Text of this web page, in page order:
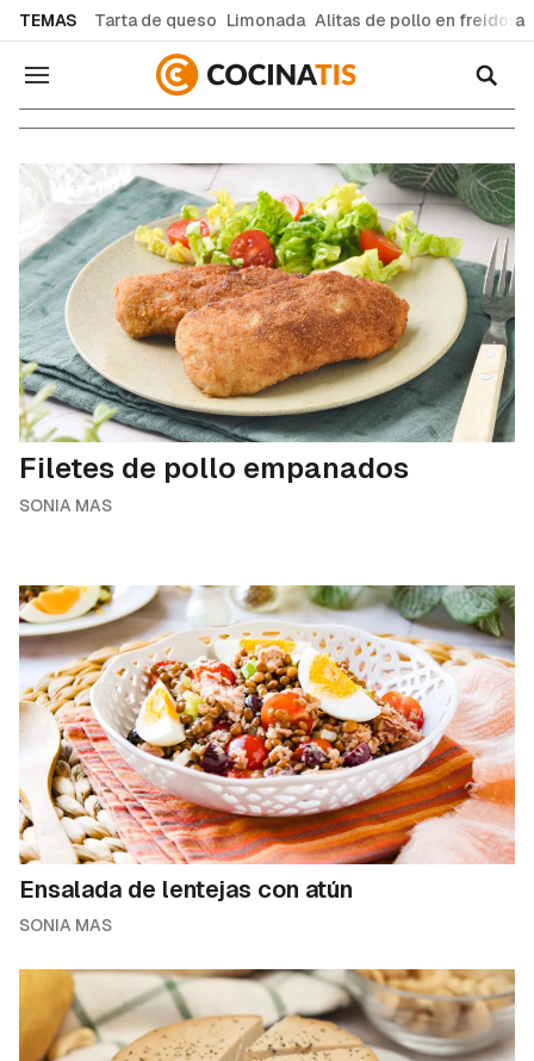
TEMAS Tarta de queso Limonada Alitas de pollo en freidora
Navegación Cocinatis
Filetes de pollo empanados
SONIA MAS
Ensalada de lentejas con atún
SONIA MAS